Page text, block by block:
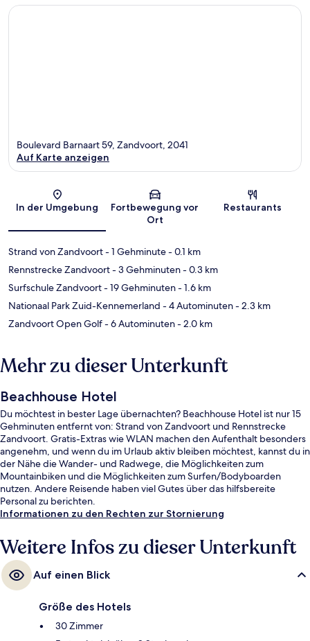
Karte
Boulevard Barnaart 59, Zandvoort, 2041
Auf Karte anzeigen
In der Umgebung
Fortbewegung vor
Ort
Restaurants
Strand von Zandvoort- 1 Gehminute- 0.1 km
Rennstrecke Zandvoort- 3 Gehminuten- 0.3 km
Surfschule Zandvoort- 19 Gehminuten- 1.6 km
Nationaal Park Zuid-Kennemerland - 4 Autominuten- 2.3 km
Zandvoort Open Golf- 6 Autominuten- 2.0 km
Mehr zu dieser Unterkunft
Beachhouse Hotel
Du möchtest in bester Lage übernachten? Beachhouse Hotel ist nur 15
Gehminuten entfernt von: Strand von Zandvoort und Rennstrecke
Zandvoort. Gratis-Extras wie WLAN machen den Aufenthalt besonders
angenehm, und wenn du im Urlaub aktiv bleiben möchtest, kannst du in
der Nähe die Wander- und Radwege, die Möglichkeiten zum
Mountainbiken und die Möglichkeiten zum Surfen/Bodyboarden
nutzen. Andere Reisende haben viel Gutes über das hilfsbereite
Personal zu berichten.
Informationen zu den Rechten zur Stornierung
Weitere Infos zu dieser Unterkunft
Auf einen Blick
Größe des Hotels
30 Zimmer